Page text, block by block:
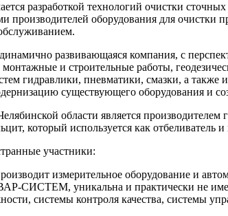
разработкой технологий очистки
производителей оборудования для очистки
развивающаяся компания, с
монтажные и строительные работы,
гидравлики, пневматики, смазки, а также
существующего оборудования и
области является
который используется как отбеливатель
участники:
измерительное оборудование и
СИСТЕМ, уникальна и практически не
системы контроля качества, системы